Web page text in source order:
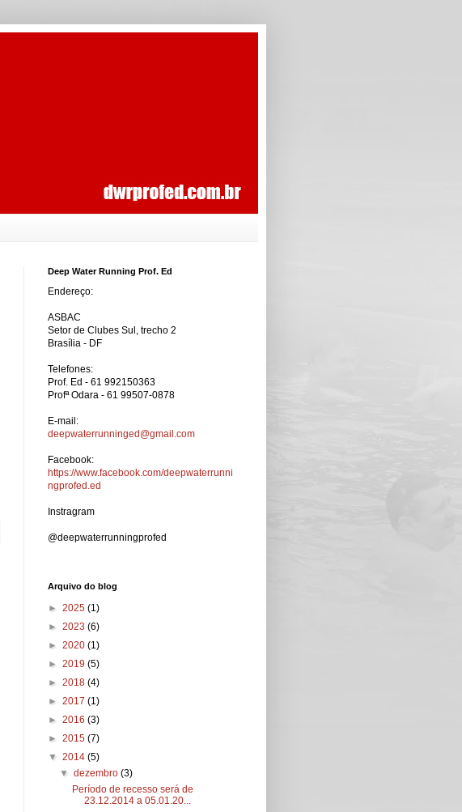
Deep Water Running Prof. Ed
Endereço:
ASBAC
Setor de Clubes Sul, trecho 2
Brasília - DF
Telefones:
Prof. Ed - 61 992150363
Profª Odara - 61 99507-0878
E-mail:
deepwaterrunninged@gmail.com
Facebook:
https://www.facebook.com/deepwaterrunni
ngprofed.ed
Instragram
@deepwaterrunningprofed
Arquivo do blog
► 2025 (1)
► 2023 (6)
► 2020 (1)
► 2019 (5)
► 2018 (4)
► 2017 (1)
► 2016 (3)
► 2015 (7)
▼ 2014 (5)
▼dezembro(3)
Período de recesso será de
23.12.2014 a 05.01.20...